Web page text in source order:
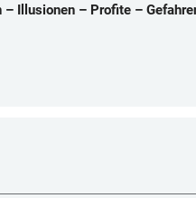
Illusionen – Profite –